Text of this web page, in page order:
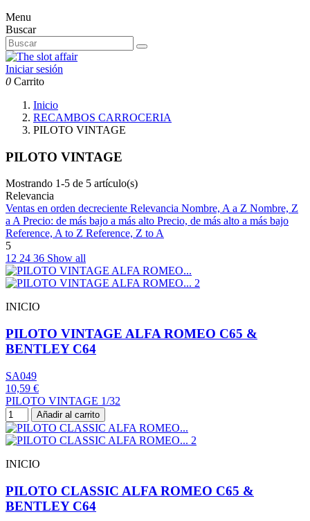
Menu
Buscar
Iniciar sesión
0 Carrito
Inicio
RECAMBOS CARROCERIA
PILOTO VINTAGE
PILOTO VINTAGE
Mostrando 1-5 de 5 artículo(s)
Relevancia
Ventas en orden decreciente Relevancia Nombre, A a Z Nombre, Z
a APrecio: de más bajo a más alto Precio, de más alto a más bajo
Reference, A to Z Reference, Z to A
5
12 24 36 Show all
INICIO
PILOTO VINTAGE ALFA ROMEO C65 &
BENTLEY C64
SA049
10,59 €
PILOTO VINTAGE 1/32
Añadir al carrito
INICIO
PILOTO CLASSIC ALFA ROMEO C65 &
BENTLEY C64